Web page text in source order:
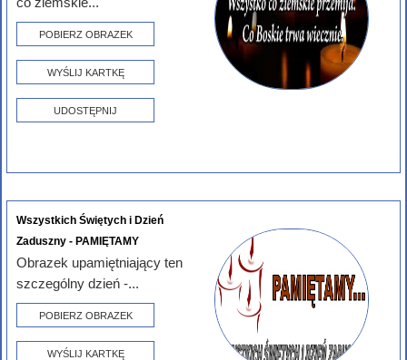
POBIERZ OBRAZEK
WYŚLIJ KARTKĘ
UDOSTĘPNIJ
Wszystkich Świętych i Dzień
Zaduszny - PAMIĘTAMY
Obrazek upamiętniający ten
szczególny dzień -...
POBIERZ OBRAZEK
WYŚLIJ KARTKĘ